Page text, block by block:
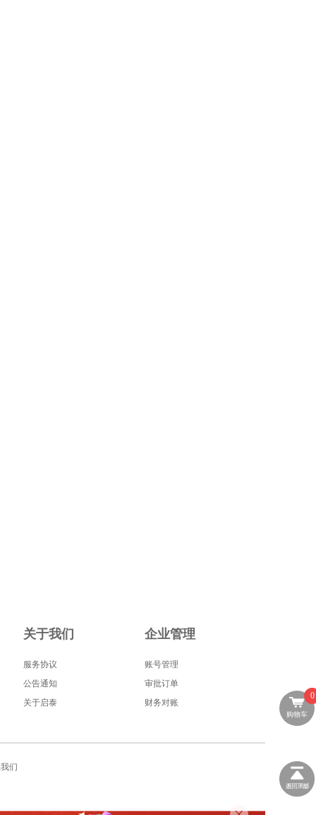
购物车
0
关于我们
服务协议
公告通知
关于启泰
企业管理
账号管理
审批订单
财务对账
们